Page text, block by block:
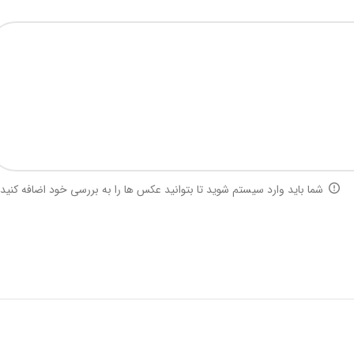
شما باید وارد سیستم شوید تا بتوانید عکس ها را به بررسی خود اضافه